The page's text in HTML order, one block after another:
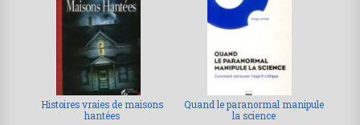
Histoires vraies de maisons
hantées
Quand le paranormal manipule
la science